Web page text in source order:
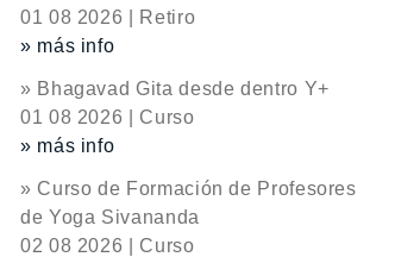
01 08 2026 | Retiro
» más info
» Bhagavad Gita desde dentro Y+
01 08 2026 | Curso
» más info
» Curso de Formación de Profesores
de Yoga Sivananda
02 08 2026 | Curso